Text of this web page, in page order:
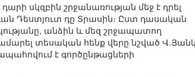
սկզբին շրջանառության մեջ է դրել
Դեստյուտ դը Տրասին։ Ըստ դասական
անձին և մեզ շրջապատող
տեսական հենք վերը նշված
է գործընթացների